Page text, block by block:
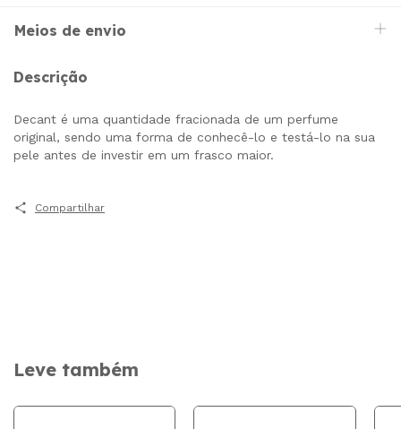
Meios de envio
Descrição
Decant é uma quantidade fracionada de um perfume
original, sendo uma forma de conhecê-lo e testá-lo na sua
pele antes de investir em um frasco maior.
Compartilhar
Leve também